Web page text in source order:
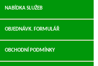
NABÍDKA SLUŽEB
OBJEDNÁVK. FORMULÁŘ
OBCHODNÍ PODMÍNKY